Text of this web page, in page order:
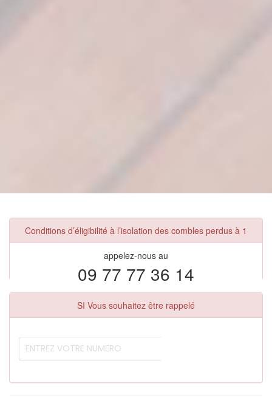
Conditions d’éligibilité à l’isolation des combles perdus à 1
appelez-nous au
09 77 77 36 14
SI Vous souhaitez être rappelé